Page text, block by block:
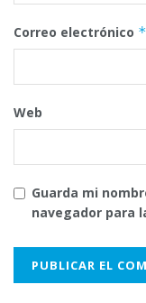
Correo electrónico *
Web
Guarda mi
navegador para